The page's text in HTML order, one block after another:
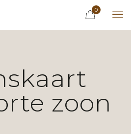
0
zoon